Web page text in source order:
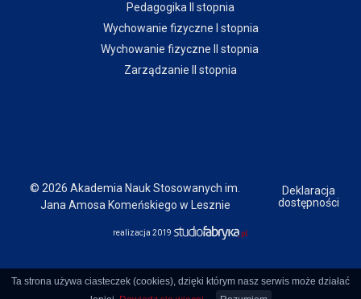
Pedagogika II stopnia
Wychowanie fizyczne I stopnia
Wychowanie fizyczne II stopnia
Zarządzanie II stopnia
© 2026 Akademia Nauk Stosowanych im.
Jana Amosa Komeńskiego w Lesznie
Deklaracja
dostępności
realizacja 2019
Ta strona używa ciasteczek (cookies), dzięki którym nasz serwis może działać